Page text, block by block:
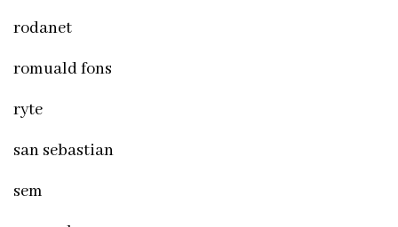
rodanet
romuald fons
ryte
san sebastian
sem